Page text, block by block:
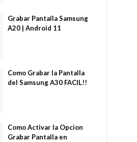
Grabar Pantalla Samsung
A20 | Android 11
Como Grabar la Pantalla
del Samsung A30 FACIL!!
Como Activar la Opcion
Grabar Pantalla en